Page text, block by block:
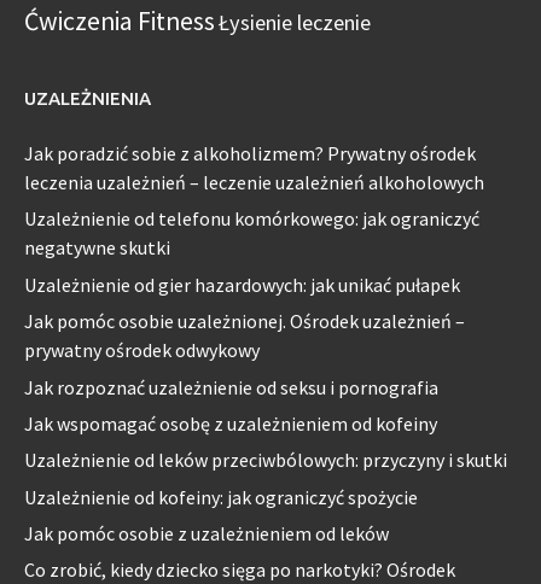
Ćwiczenia FitnessŁysienie leczenie
UZALEŻNIENIA
Jak poradzić sobie z alkoholizmem? Prywatny ośrodek
leczenia uzależnień – leczenie uzależnień alkoholowych
Uzależnienie od telefonu komórkowego: jak ograniczyć
negatywne skutki
Uzależnienie od gier hazardowych: jak unikać pułapek
Jak pomóc osobie uzależnionej. Ośrodek uzależnień –
prywatny ośrodek odwykowy
Jak rozpoznać uzależnienie od seksu i pornografia
Jak wspomagać osobę z uzależnieniem od kofeiny
Uzależnienie od leków przeciwbólowych: przyczyny i skutki
Uzależnienie od kofeiny: jak ograniczyć spożycie
Jak pomóc osobie z uzależnieniem od leków
Co zrobić, kiedy dziecko sięga po narkotyki? Ośrodek